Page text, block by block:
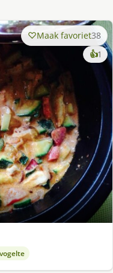
Maak favoriet38
👍1